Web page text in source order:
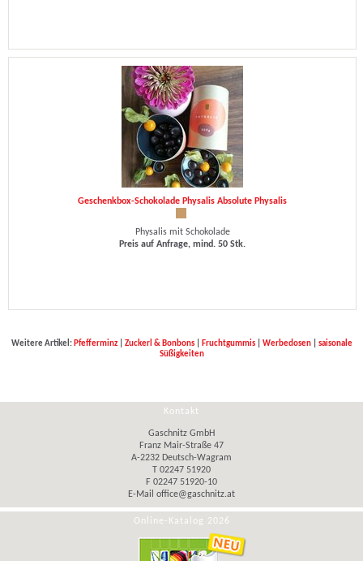
Geschenkbox-Schokolade Physalis Absolute Physalis
Physalis mit Schokolade
Preis auf Anfrage, mind. 50 Stk.
Weitere Artikel: Pfefferminz| Zuckerl & Bonbons| Fruchtgummis| Werbedosen| saisonale
Süßigkeiten
Kontakt
Gaschnitz GmbH
Franz Mair-Straße 47
A-2232 Deutsch-Wagram
T 02247 51920
F 02247 51920-10
E-Mail office@gaschnitz.at
Online-Katalog 2026